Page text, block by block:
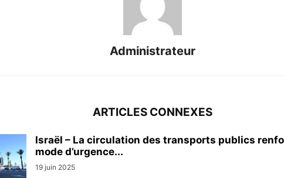
Administrateur
ARTICLES CONNEXES
Israël – La circulation des transports publics
mode d’urgence...
19 juin 2025